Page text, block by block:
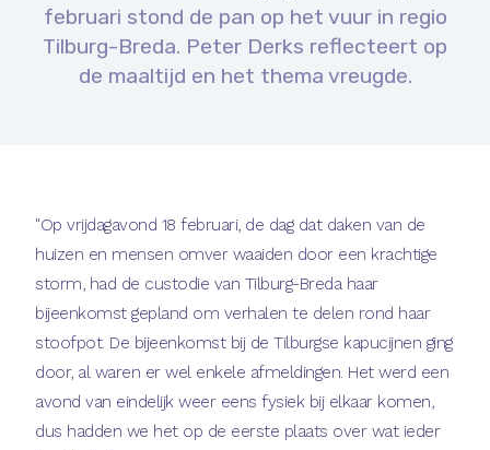
februari stond de pan op het vuur in regio
Tilburg-Breda. Peter Derks reflecteert op
de maaltijd en het thema vreugde.
"Op vrijdagavond 18 februari, de dag dat daken van de
huizen en mensen omver waaiden door een krachtige
storm, had de custodie van Tilburg-Breda haar
bijeenkomst gepland om verhalen te delen rond haar
stoofpot. De bijeenkomst bij de Tilburgse kapucijnen ging
door, al waren er wel enkele afmeldingen. Het werd een
avond van eindelijk weer eens fysiek bij elkaar komen,
dus hadden we het op de eerste plaats over wat ieder